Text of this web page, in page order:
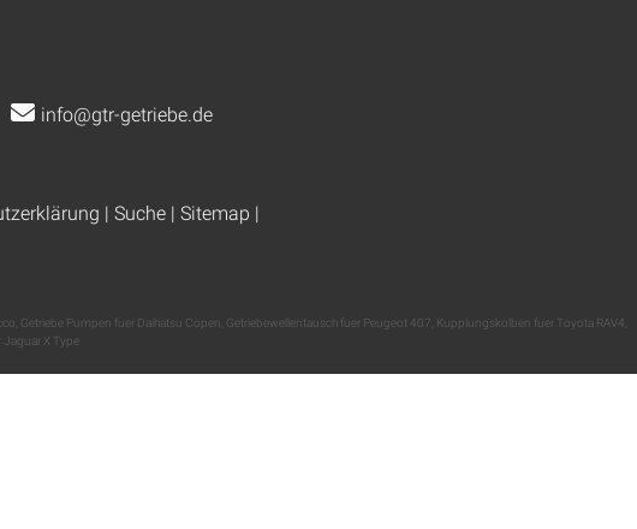
info@gtr-getriebe.de
| Suche| Sitemap |
Getriebe Pumpen fuer Daihatsu Copen Getriebewellentausch fuer Peugeot 407 Kupplungskolben fuer Toyota RAV4
Jaguar X Type